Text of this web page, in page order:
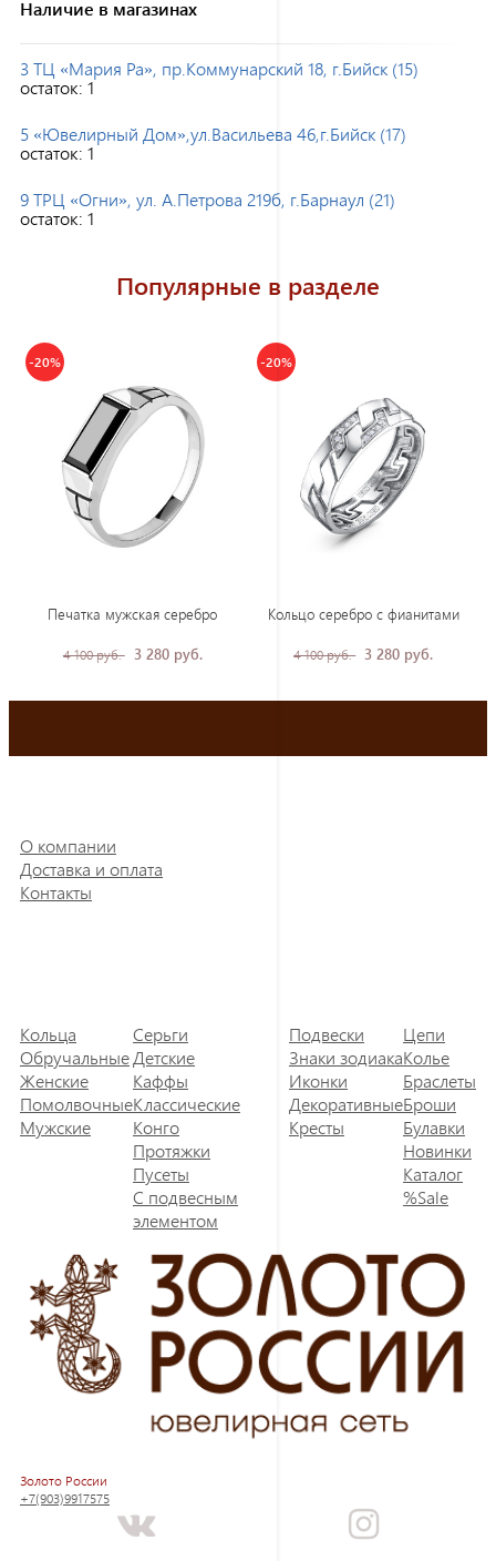
Наличие в магазинах
3 ТЦ «Мария Ра», пр.Коммунарский 18, г.Бийск (15)
остаток: 1
5 «Ювелирный Дом»,ул.Васильева 46,г.Бийск (17)
остаток: 1
9 ТРЦ «Огни», ул. А.Петрова 219б, г.Барнаул (21)
остаток: 1
Популярные в разделе
-20%
Печатка мужская серебро
4 100 руб. 3 280 руб.
-20%
Кольцо серебро с фианитами
4 100 руб. 3 280 руб.
О компании
Доставка и оплата
Контакты
Кольца
Обручальные
Женские
Помолвочные
Мужские
Серьги
Детские
Каффы
Классические
Конго
Протяжки
Пусеты
С подвесным
элементом
Подвески
Знаки зодиака
Иконки
Декоративные
Кресты
Цепи
Колье
Браслеты
Броши
Булавки
Новинки
Каталог
%Sale
Золото России
+7(903)9917575